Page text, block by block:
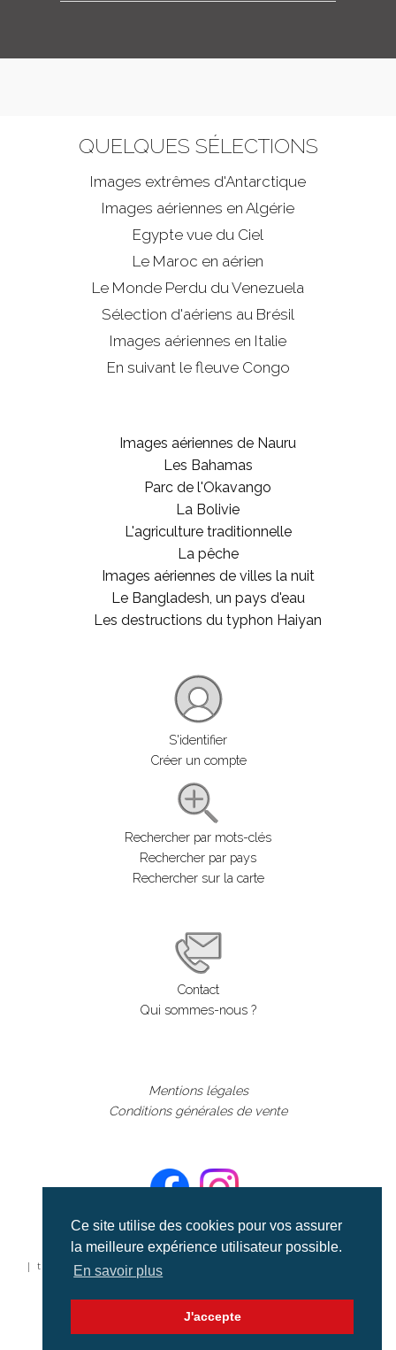
Ce site utilise des cookies pour vos assurer
la meilleure expérience utilisateur possible.
En savoir plus
J'accepte
QUELQUES SÉLECTIONS
Images extrêmes d'Antarctique
Images aériennes en Algérie
Egypte vue du Ciel
Le Maroc en aérien
Le Monde Perdu du Venezuela
Sélection d'aériens au Brésil
Images aériennes en Italie
En suivant le fleuve Congo
Images aériennes de Nauru
Les Bahamas
Parc de l'Okavango
La Bolivie
L'agriculture traditionnelle
La pêche
Images aériennes de villes la nuit
Le Bangladesh, un pays d'eau
Les destructions du typhon Haiyan
S'identifier
Créer un compte
Rechercher par mots-clés
Rechercher par pays
Rechercher sur la carte
Contact
Qui sommes-nous ?
Mentions légales
Conditions générales de vente
©aerialcollection marque déposée 2024
| tous droits réservés | aerialcollection.fr banque d'images
aériennes et documentaires video et cinéma |